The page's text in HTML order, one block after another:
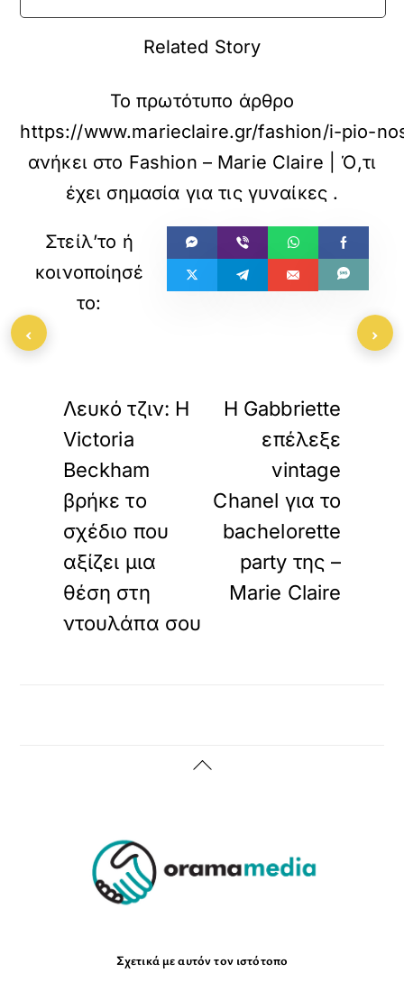
Related Story
Το πρωτότυπο άρθρο
https://www.marieclaire.gr/fashion/i-pio-
ανήκει στο Fashion – Marie Claire | Ό,τι
έχει σημασία για τις γυναίκες .
Λευκό τζιν: Η
Victoria
Beckham
βρήκε το
σχέδιο που
αξίζει μια
θέση στη
ντουλάπα σου
Η Gabbriette
επέλεξε
vintage
Chanel για το
bachelorette
party της –
Marie Claire
Back
Σχετικά με αυτόν τον ιστότοπο
‹ ›